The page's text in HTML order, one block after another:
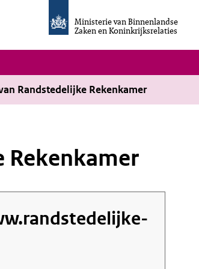
Ministerie van Binnenlandse
Zaken en Koninkrijksrelaties
van
Invulassistent
Toegankelijkheidsverklaring
Randstedelijke Rekenkamer
Rekenkamer